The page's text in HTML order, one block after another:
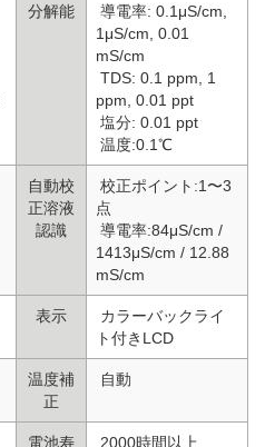
分解能
導電率: 0.1μS/cm,
1μS/cm, 0.01
mS/cm
TDS: 0.1 ppm, 1
ppm, 0.01 ppt
塩分: 0.01 ppt
温度:0.1℃
自動校
正溶液
認識
校正ポイント:1〜3
点
導電率:84μS/cm /
1413μS/cm / 12.88
mS/cm
表示
カラーバックライ
ト付きLCD
温度補
正
自動
電池寿 2000時間以上